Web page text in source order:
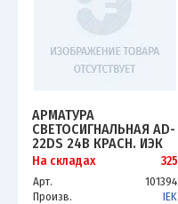
АРМАТУРА
СВЕТОСИГНАЛЬНАЯ AD-
22DS 24В КРАСН. ИЭК
BLS10-ADDS-024-K04
На складах 325
Арт.
101394
Произв.
IEK